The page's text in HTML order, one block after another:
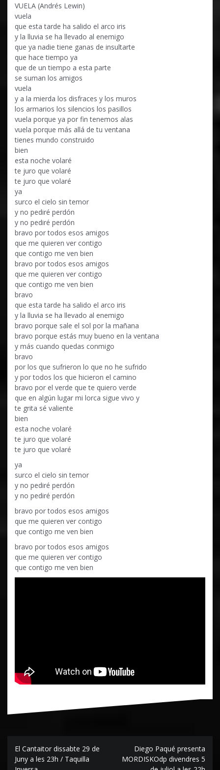
VUELA (Andrés Lewin)
vuela
que esta tarde ha salido el arco iris
y la lluvia se ha llevado al enemigo
que ya nadie tiene ganas de insultarte
que hace tiempo ya
que de un tiempo a esta parte
se suman los amigos
vuela
y a la mierda los disfraces y los muros
los armarios los silencios los pasillos
vuela porque ya por fin tenemos alas
vuela porque más allá de tu ventana
tienes mundo construido
bien
esta noche volaré
te juro que volaré
te juro que volaré
ya
surco el cielo sin temor
y no pediré perdón
y no pediré perdón
bravo por todos esos amigos
que me quieren ver contigo
que contigo me ven bien
bravo por todos esos amigos
que me quieren ver contigo
que contigo me ven bien
bravo
que esta tarde ha salido el arco iris
y la lluvia se ha llevado al enemigo
bravo porque sale el sol por la mañana
bravo porque estás muy bueno en la ventana
y más cuando quedas conmigo
bravo
por los que sufrieron lo que no he sufrido
y por todos los que hicieron el camino
bravo por el verde que te quiero verde
que en algún lugar mi lorca sigue vivo y
te grita sé valiente
bien
esta noche volaré
te juro que volaré
te juro que volaré
ya
surco el cielo sin temor
y no pediré perdón
y no pediré perdón
bravo por todos esos amigos
que me quieren ver contigo
que contigo me ven bien
bravo por todos esos amigos
que me quieren ver contigo
que contigo me ven bien
Navegación
de
El Cantaitor dissabte 29 de
Juny a les 23h / Taquilla
Diego Paqué presenta
MORDISKOdp divendres 5